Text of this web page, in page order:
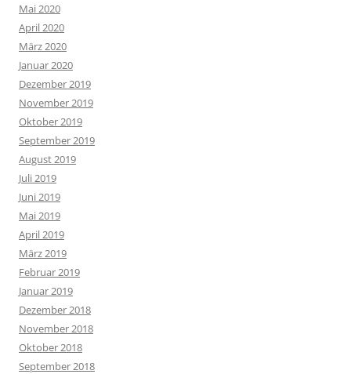
Mai 2020
April 2020
März 2020
Januar 2020
Dezember 2019
November 2019
Oktober 2019
September 2019
August 2019
Juli 2019
Juni 2019
Mai 2019
April 2019
März 2019
Februar 2019
Januar 2019
Dezember 2018
November 2018
Oktober 2018
September 2018